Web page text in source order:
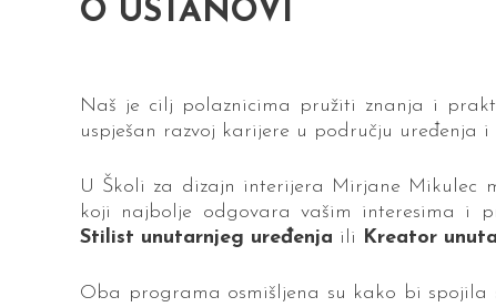
O USTANOVI
Naš je cilj polaznicima pružiti znanja i
uspješan razvoj karijere u području uređenja
U Školi za dizajn interijera Mirjane Mikulec
koji najbolje odgovara vašim interesima i
Stilist unutarnjeg uređenja ili Kreator
Oba programa osmišljena su kako bi spojila